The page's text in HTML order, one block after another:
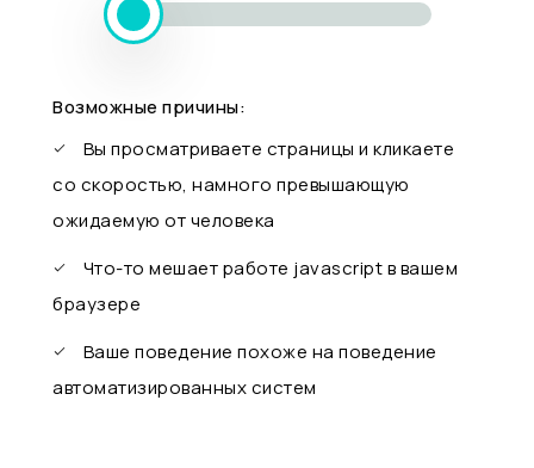
Возможные причины:
Вы просматриваете страницы и кликаете
со скоростью, намного превышающую
ожидаемую от человека
Что-то мешает работе javascript в вашем
браузере
Ваше поведение похоже на поведение
автоматизированных систем